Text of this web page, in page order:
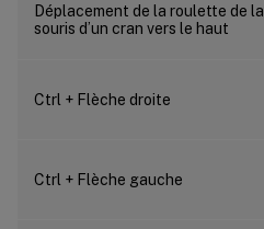
Déplacement de la roulette de la
souris d’un cran vers le haut
Ctrl + Flèche droite
Ctrl + Flèche gauche